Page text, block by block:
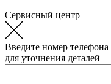
Сервисный центр
Введите номер
для уточнения деталей